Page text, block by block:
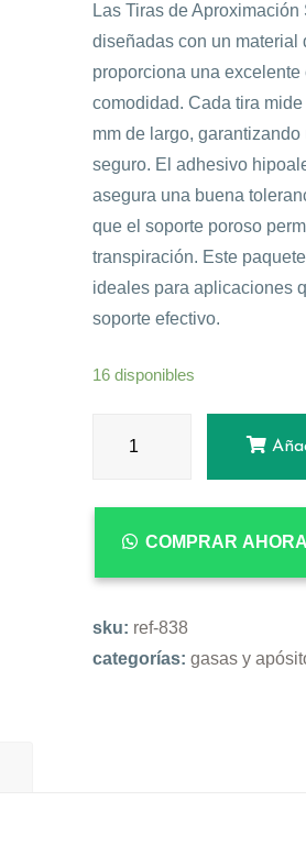
Las Tiras de
diseñadas con un material
proporciona una excelente
comodidad. Cada tira
mm de largo,
seguro. El adhesivo
asegura una buena
que el soporte poroso
transpiración. Este
ideales para aplicaciones
soporte efectivo.
16 disponibles
COMPRAR AHORA
sku: ref-838
categorías: gasas y